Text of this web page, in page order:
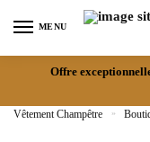
MENU
Offre
Vêtement Champêtre »